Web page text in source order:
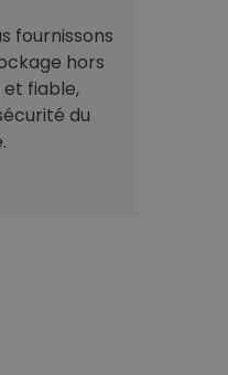
fournissons
hors
et fiable,
du